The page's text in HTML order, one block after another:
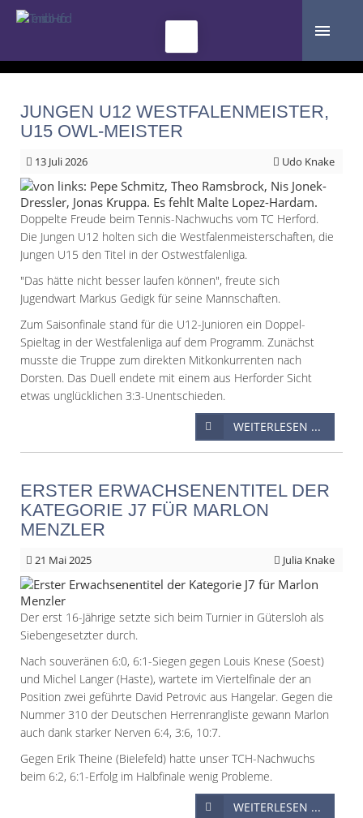
JUNGEN U12 WESTFALENMEISTER,
U15 OWL-MEISTER
13 Juli 2026 Udo Knake
Doppelte Freude beim Tennis-Nachwuchs vom TC Herford.
Die Jungen U12 holten sich die Westfalenmeisterschaften, die
Jungen U15 den Titel in der Ostwestfalenliga.
"Das hätte nicht besser laufen können", freute sich
Jugendwart Markus Gedigk für seine Mannschaften.
Zum Saisonfinale stand für die U12-Junioren ein Doppel-
Spieltag in der Westfalenliga auf dem Programm. Zunächst
musste die Truppe zum direkten Mitkonkurrenten nach
Dorsten. Das Duell endete mit einem aus Herforder Sicht
etwas unglücklichen 3:3-Unentschieden.
WEITERLESEN ...
ERSTER ERWACHSENENTITEL DER
KATEGORIE J7 FÜR MARLON
MENZLER
21 Mai 2025 Julia Knake
Der erst 16-Jährige setzte sich beim Turnier in Gütersloh als
Siebengesetzter durch.
Nach souveränen 6:0, 6:1-Siegen gegen Louis Knese (Soest)
und Michel Langer (Haste), wartete im Viertelfinale der an
Position zwei geführte David Petrovic aus Hangelar. Gegen die
Nummer 310 der Deutschen Herrenrangliste gewann Marlon
auch dank starker Nerven 6:4, 3:6, 10:7.
Gegen Erik Theine (Bielefeld) hatte unser TCH-Nachwuchs
beim 6:2, 6:1-Erfolg im Halbfinale wenig Probleme.
WEITERLESEN ...